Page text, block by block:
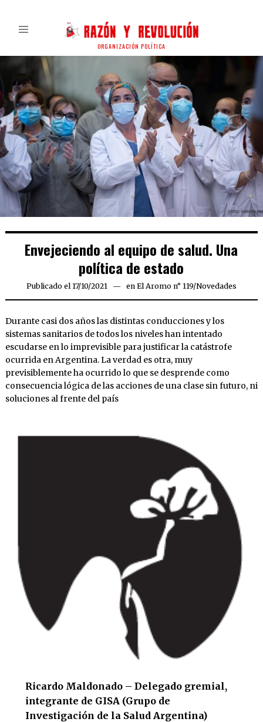
ORGANIZACIÓN POLÍTICA
Envejeciendo al equipo de salud. Una
política de estado
Publicado el 17/10/202117/10/2021
en El Aromo n° 119/Novedades
Durante casi dos años las distintas conducciones y los
sistemas sanitarios de todos los niveles han intentado
escudarse en lo imprevisible para justificar la catástrofe
ocurrida en Argentina. La verdad es otra, muy
previsiblemente ha ocurrido lo que se desprende como
consecuencia lógica de las acciones de una clase sin futuro, ni
soluciones al frente del país
Ricardo Maldonado – Delegado gremial,
integrante de GISA (Grupo de
Investigación de la Salud Argentina)